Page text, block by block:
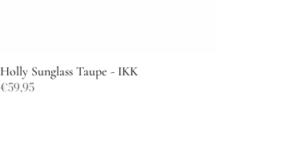
Holly Sunglass Taupe - IKK
€59,95